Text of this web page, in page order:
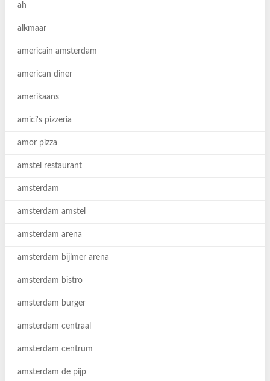
ah
alkmaar
americain amsterdam
american diner
amerikaans
amici's pizzeria
amor pizza
amstel restaurant
amsterdam
amsterdam amstel
amsterdam arena
amsterdam bijlmer arena
amsterdam bistro
amsterdam burger
amsterdam centraal
amsterdam centrum
amsterdam de pijp